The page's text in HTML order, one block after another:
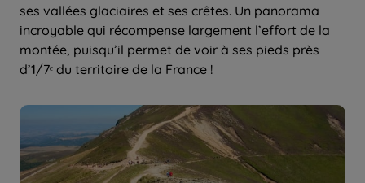
ses vallées glaciaires et ses crêtes. Un panorama
incroyable qui récompense largement l’effort de la
montée, puisqu’il permet de voir à ses pieds près
d’1/7ᵉ du territoire de la France !